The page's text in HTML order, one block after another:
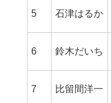
5 石津はるか
6 鈴木だいち
7 比留間洋一